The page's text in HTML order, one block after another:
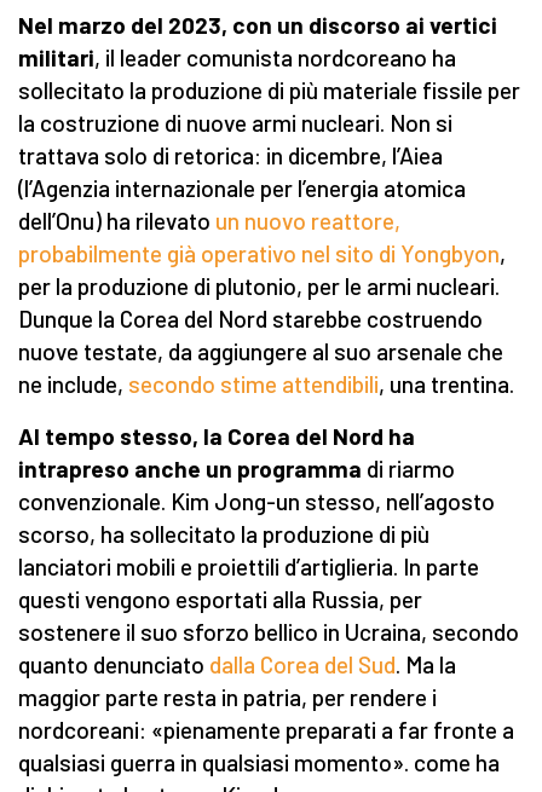
Nel marzo del 2023, con un discorso ai vertici
militari, il leader comunista nordcoreano ha
sollecitato la produzione di più materiale fissile per
la costruzione di nuove armi nucleari. Non si
trattava solo di retorica: in dicembre, l’Aiea
(l’Agenzia internazionale per l’energia atomica
dell’Onu) ha rilevato un nuovo reattore,
probabilmente già operativo nel sito di Yongbyon,
per la produzione di plutonio, per le armi nucleari.
Dunque la Corea del Nord starebbe costruendo
nuove testate, da aggiungere al suo arsenale che
ne include, secondo stime attendibili, una trentina.
Al tempo stesso, la Corea del Nord ha
intrapreso anche un programma di riarmo
convenzionale. Kim Jong-un stesso, nell’agosto
scorso, ha sollecitato la produzione di più
lanciatori mobili e proiettili d’artiglieria. In parte
questi vengono esportati alla Russia, per
sostenere il suo sforzo bellico in Ucraina, secondo
quanto denunciato dalla Corea del Sud. Ma la
maggior parte resta in patria, per rendere i
nordcoreani: «pienamente preparati a far fronte a
qualsiasi guerra in qualsiasi momento». come ha